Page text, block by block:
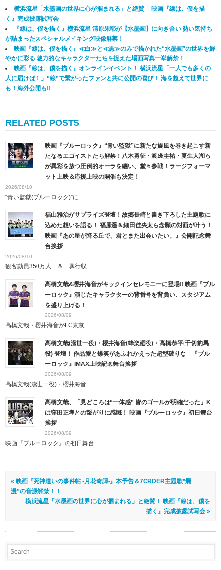
横浜流星「水墨画の世界に心が掴まれる」と絶賛！ 映画『線は、僕を描
く』完成披露試写会
『線は、僕を描く』横浜流星 清原果耶が【水墨画】に向き合い 熱い気持ち
が詰まったスペシャルメイキング映像解禁！
映画『線は、僕を描く』≪白≫と≪黒≫のみで描かれた“水墨画”の世界を鮮
やかに彩る 魅力的なキャラクターたちを捉えた場面写真一挙解禁！
映画『線は、僕を描く』オンラインイベント！ 横浜流星「一人でも多くの
人に届けば！」“線”で繋がったファンと共に公開の喜び！ 海を超えて世界に
も！海外公開も!!
RELATED POSTS
映画『ブルーロック』“青い監獄”に新たな旋風を巻き起こす新
たなるエゴイストたち解禁！八木勇征・渡邊圭祐・夏生大湖ら
が異彩を放つ圧倒的オーラを纏い、堂々参戦！ラージフォーマ
ット上映＆応援上映の開催も決定！
2026/08/10
“青い監獄(ブルーロック)”に...
福山雅治がサプライズ登壇！故郷長崎と書き下ろした主題歌に
込めた想いを語る！ 福原遥＆細田佳央太ら念願の対面が叶う！
映画『あの星が降る丘で、君とまた出会いたい。』公開記念舞
台挨拶
2026/08/10
観客動員350万人 ＆ 興行収...
高橋文哉&櫻井海音がキックインセレモニーに登場!! 映画『ブル
ーロック』演じたキャラクターの背番号を背負い、スタジアム
を盛り上げる！
2026/08/09
高橋文哉・櫻井海音がFC東京 ...
高橋文哉(潔世一役)・櫻井海音(蜂楽廻役)・高橋恭平(千切豹馬
役) 登壇！ 作品愛と爆笑があふれかえった超型破りな 『ブル
ーロック』IMAX上映記念舞台挨拶
2026/08/09
高橋文哉(潔世一役)・櫻井海音...
高橋文哉、「見どころは“一体感” 皆のゴールが明確だった」K
は窪田正孝との繋がりに感慨！ 映画『ブルーロック』初日舞台
挨拶
2026/08/09
映画『ブルーロック』の初日舞台...
« 映画『死神遣いの事件帖 -月花奇譚-』本予告＆7ORDER主題歌”爛
漫”の音源解禁！！
横浜流星「水墨画の世界に心が掴まれる」と絶賛！ 映画『線は、僕を
描く』完成披露試写会 »